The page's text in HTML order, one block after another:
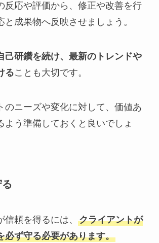
反応や評価から、修正や改善を行
と成果物へ反映させましょう。
己研鑽を続け、最新のトレンドや
ることも大切です。
のニーズや変化に対して、価値あ
よう準備しておくと良いでしょ
信頼を得るには、 クライアントが
必ず守る必要があります。